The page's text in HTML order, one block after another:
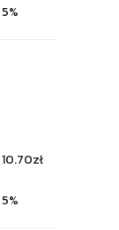
5%
10.70zł
5%